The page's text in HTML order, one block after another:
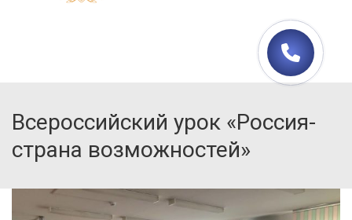
Всероссийский урок «Россия-
страна возможностей»